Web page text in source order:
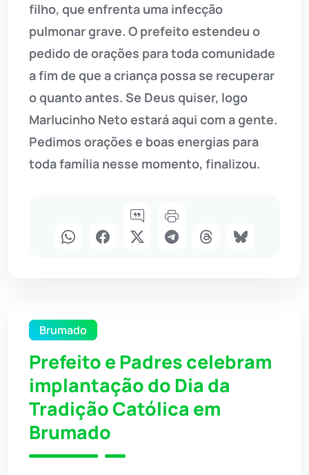
filho, que enfrenta uma infecção
pulmonar grave. O prefeito estendeu o
pedido de orações para toda comunidade
a fim de que a criança possa se recuperar
o quanto antes. Se Deus quiser, logo
Marlucinho Neto estará aqui com a gente.
Pedimos orações e boas energias para
toda família nesse momento, finalizou.
Brumado
Prefeito e Padres celebram
implantação do Dia da
Tradição Católica em
Brumado